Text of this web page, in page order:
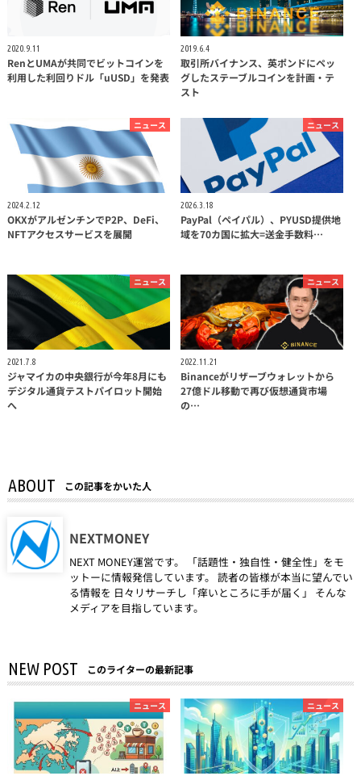
2020.9.11
RenとUMAが共同でビットコインを
利用した利回りドル「uUSD」を発表
2019.6.4
取引所バイナンス、英ポンドにペッ
グしたステーブルコインを計画・テ
スト
ニュース
2024.2.12
OKXがアルゼンチンでP2P、DeFi、
NFTアクセスサービスを展開
ニュース
2026.3.18
PayPal（ペイパル）、PYUSD提供地
域を70カ国に拡大=送金手数料…
ニュース
2021.7.8
ジャマイカの中央銀行が今年8月にも
デジタル通貨テストパイロット開始
へ
ニュース
2022.11.21
Binanceがリザーブウォレットから
27億ドル移動で再び仮想通貨市場
の…
ABOUT この記事をかいた人
NEXTMONEY
NEXT MONEY運営です。 「話題性・独自性・健全性」をモ
ットーに情報発信しています。 読者の皆様が本当に望んでい
る情報を 日々リサーチし「痒いところに手が届く」 そんな
メディアを目指しています。
NEW POST このライターの最新記事
ニュース ニュース